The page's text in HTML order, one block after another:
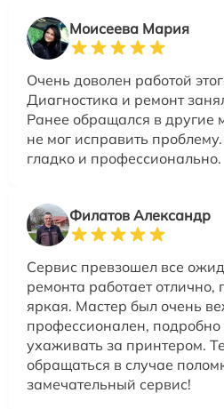
Моисеева Мария
Очень доволен работой
Диагностика и ремонт
Ранее обращался в другие
не мог исправить
гладко и профессионально.
Филатов Александр
Сервис превзошел все
ремонта работает отлично,
яркая. Мастер был очень
профессионален, подробно
ухаживать за принтером.
обращаться в случае
замечательный сервис!